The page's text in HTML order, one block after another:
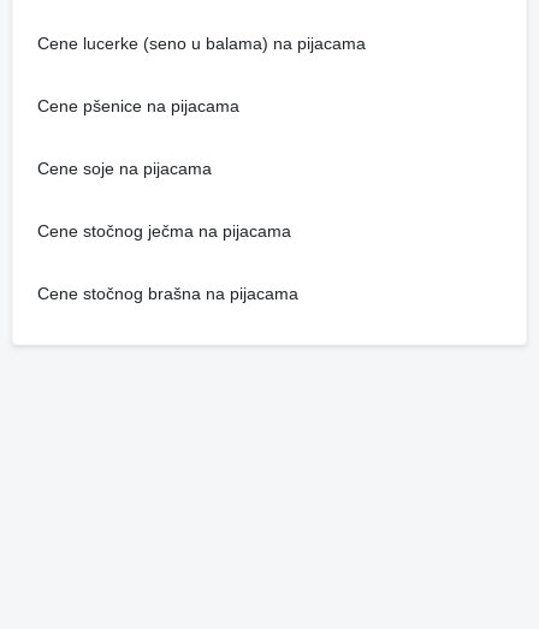
Cene lucerke (seno u balama) na pijacama
Cene pšenice na pijacama
Cene soje na pijacama
Cene stočnog ječma na pijacama
Cene stočnog brašna na pijacama